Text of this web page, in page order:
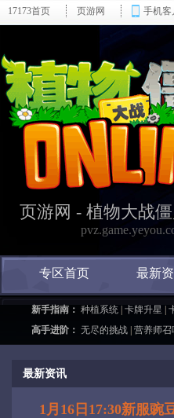
17173首页 页游网 手机客
页游网 - 植物大战
专区首页 最新
新手指南： 种植系统 卡牌升星
高手进阶： 无尽的挑战 营养师召
最新资讯
1月16日17:30新服豌